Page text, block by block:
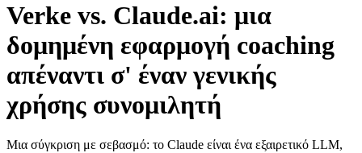
Verke vs. Claude.ai: μια
δομημένη εφαρμογή coaching
απέναντι σ' έναν γενικής
χρήσης συνομιλητή
Μια σύγκριση με σεβασμό: το Claude είναι ένα εξαιρετικό LLM,